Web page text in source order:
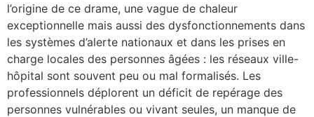
santé
l’origine de ce drame, une vague de chaleur
exceptionnelle mais aussi des dysfonctionnements dans
les systèmes d’alerte nationaux et dans les prises en
charge locales des personnes âgées : les réseaux ville-
hôpital sont souvent peu ou mal formalisés. Les
professionnels déplorent un déficit de repérage des
personnes vulnérables ou vivant seules, un manque de